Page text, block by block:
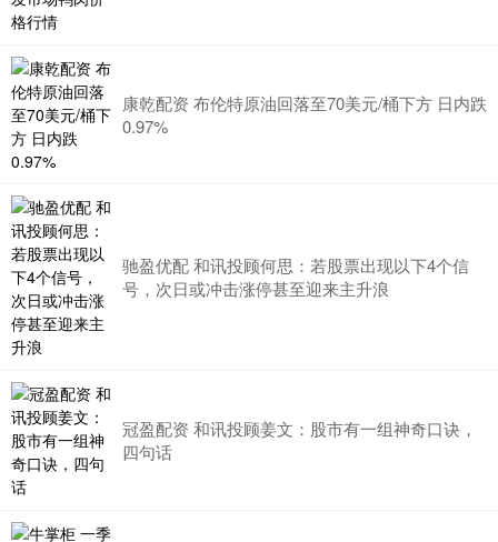
康乾配资 布伦特原油回落至70美元/桶下方 日内跌
0.97%
驰盈优配 和讯投顾何思：若股票出现以下4个信
号，次日或冲击涨停甚至迎来主升浪
冠盈配资 和讯投顾姜文：股市有一组神奇口诀，
四句话